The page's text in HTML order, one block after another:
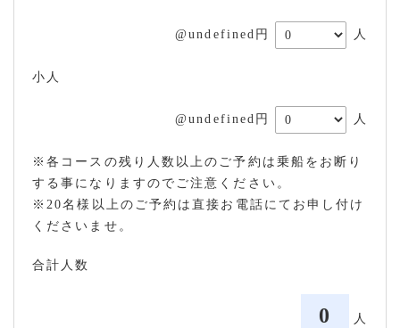
@undefined円 人
小人
@undefined円 人
※各コースの残り人数以上のご予約は乗船をお断り
する事になりますのでご注意ください。
※20名様以上のご予約は直接お電話にてお申し付け
くださいませ。
合計人数
0 人